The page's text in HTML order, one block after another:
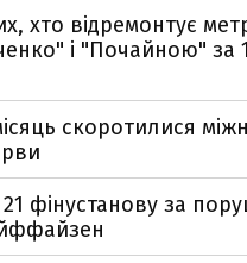
хто відремонтує
і "Почайною" за
скоротилися
фінустанову за